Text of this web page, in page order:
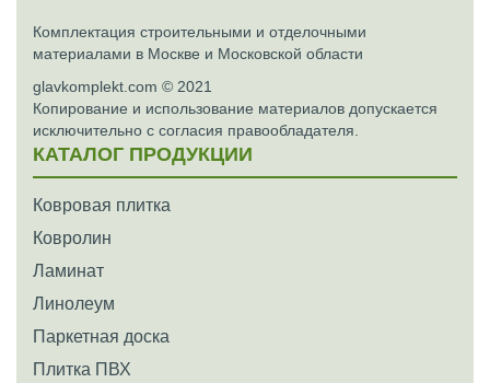
Комплектация строительными и отделочными
материалами в Москве и Московской области
glavkomplekt.com © 2021
Копирование и использование материалов допускается
исключительно с согласия правообладателя.
КАТАЛОГ ПРОДУКЦИИ
Ковровая плитка
Ковролин
Ламинат
Линолеум
Паркетная доска
Плитка ПВХ